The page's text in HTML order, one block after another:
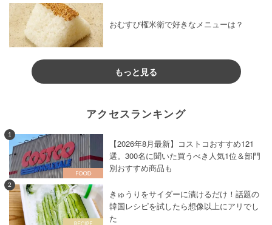
おむすび権米衛で好きなメニューは？
もっと見る
アクセスランキング
1
【2026年8月最新】コストコおすすめ121
選。300名に聞いた買うべき人気1位＆部門
別おすすめ商品も
2
きゅうりをサイダーに漬けるだけ！話題の
韓国レシピを試したら想像以上にアリでし
た